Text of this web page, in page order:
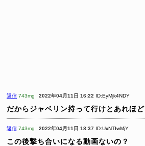
返信 743mg 2022年04月11日 16:22 ID:EyMjk4NDY
だからジャベリン持って行けとあれほど
返信 743mg 2022年04月11日 18:37 ID:UxNTIwMjY
この後撃ち合いになる動画ないの？